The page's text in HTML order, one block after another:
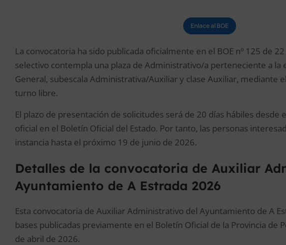
Enlace al BOE
La convocatoria ha sido publicada oficialmente en el BOE nº 125 de
selectivo contempla una plaza de Administrativo/a perteneciente a la
General, subescala Administrativa/Auxiliar y clase Auxiliar, mediante
turno libre.
El plazo de presentación de solicitudes será de 20 días hábiles desde
oficial en el Boletín Oficial del Estado. Por tanto, las personas
instancia hasta el próximo 19 de junio de 2026.
Detalles de la convocatoria de Auxiliar
Ayuntamiento de A Estrada 2026
Esta convocatoria de Auxiliar Administrativo del Ayuntamiento de A
bases publicadas previamente en el Boletín Oficial de la Provincia de
de abril de 2026.